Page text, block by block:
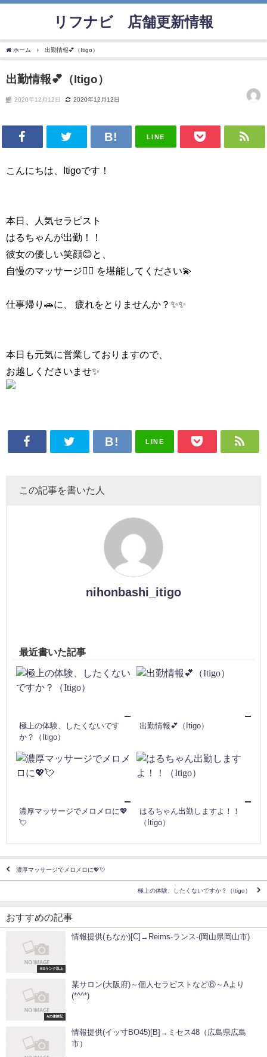
リフナビ®店舗更新情報
ホーム 出勤情報💕（Itigo）
出勤情報💕（Itigo）
2020年12月12日 2020年12月12日
LINE
こんにちは、Itigoです！
本日、人気セラピスト
はるちゃんが出勤！！
彼女の優しい笑顔😊と、
自慢のマッサージ💆‍♂️ を堪能してください💫
仕事帰り🚗に、 疲れをとりませんか？✨✨
本日も元気に営業しておりますので、
お越しくださいませ✨
LINE
この記事を書いた人
nihonbashi_itigo
最近書いた記事
極上の体験、したくないです
か？（Itigo）
出勤情報💕（Itigo）
濃厚マッサージでメロメロに💖
💘
はるちゃん出勤しますよ！！
（Itigo）
濃厚マッサージでメロメロに💖💘
極上の体験、したくないですか？（Itigo）
おすすめの記事
※Sランク以上
情報提供(もなか)[C]→Reims-ランス-(岡山県岡山市)
Aの体験記
某サロン(大阪府)～個人セラピストなど⑥～Aより
(*^^*)
情報提供(イッ寸BO45)[B]→ミセス48（広島県広島
市）